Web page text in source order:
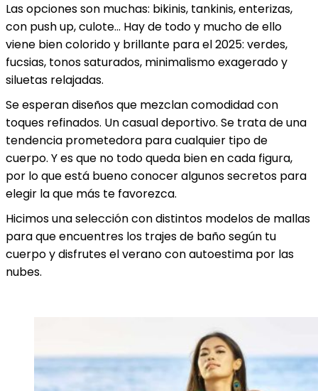
Las opciones son muchas: bikinis, tankinis, enterizas,
con push up, culote… Hay de todo y mucho de ello
viene bien colorido y brillante para el 2025: verdes,
fucsias, tonos saturados, minimalismo exagerado y
siluetas relajadas.
Se esperan diseños que mezclan comodidad con
toques refinados. Un casual deportivo. Se trata de una
tendencia prometedora para cualquier tipo de
cuerpo. Y es que no todo queda bien en cada figura,
por lo que está bueno conocer algunos secretos para
elegir la que más te favorezca.
Hicimos una selección con distintos modelos de mallas
para que encuentres los trajes de baño según tu
cuerpo y disfrutes el verano con autoestima por las
nubes.